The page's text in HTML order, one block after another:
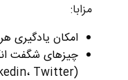
مزابا:
امکان یادگیری
چیزهای شگفت